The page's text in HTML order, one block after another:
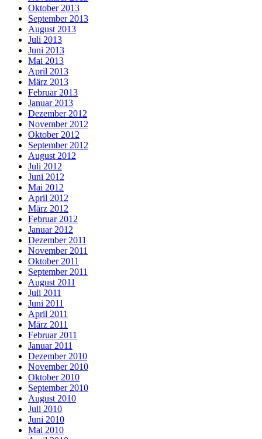
Oktober 2013
September 2013
August 2013
Juli 2013
Juni 2013
Mai 2013
April 2013
März 2013
Februar 2013
Januar 2013
Dezember 2012
November 2012
Oktober 2012
September 2012
August 2012
Juli 2012
Juni 2012
Mai 2012
April 2012
März 2012
Februar 2012
Januar 2012
Dezember 2011
November 2011
Oktober 2011
September 2011
August 2011
Juli 2011
Juni 2011
April 2011
März 2011
Februar 2011
Januar 2011
Dezember 2010
November 2010
Oktober 2010
September 2010
August 2010
Juli 2010
Juni 2010
Mai 2010